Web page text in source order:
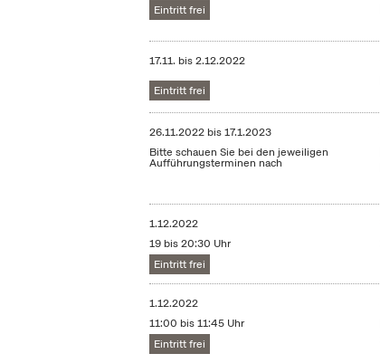
Eintritt frei
17.11. bis2.12.2022
Eintritt frei
26.11.2022 bis17.1.2023
Bitte schauen Sie bei den jeweiligen
Aufführungsterminen nach
1.12.2022
19 bis 20:30 Uhr
Eintritt frei
1.12.2022
11:00 bis 11:45 Uhr
Eintritt frei